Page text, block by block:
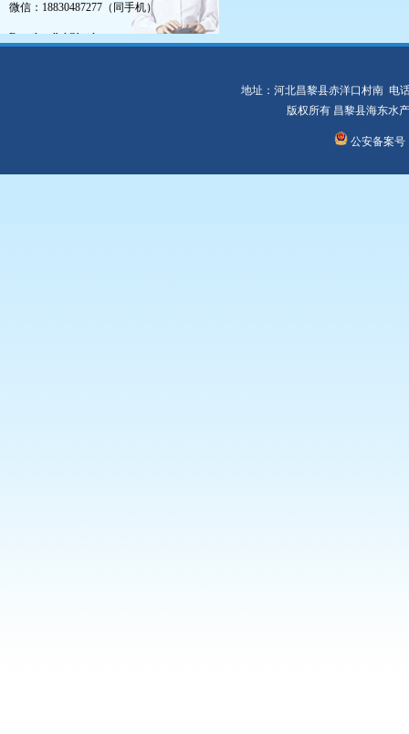
微信：18830487277（同手机）
E-mail：clhd@haidongsc.com
地址：河北昌黎县赤洋口村南 电话
版权所有 昌黎县海东水
公安备案号